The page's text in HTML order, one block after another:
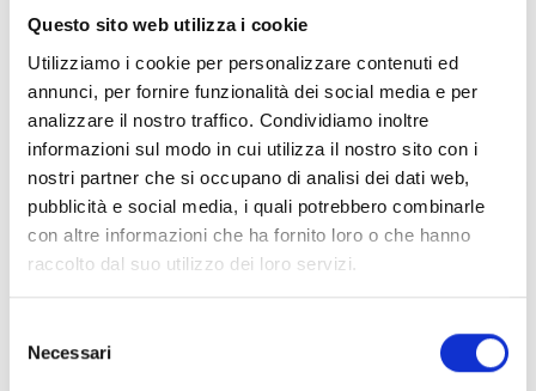
Questo sito web utilizza i cookie
Utilizziamo i cookie per personalizzare contenuti ed
annunci, per fornire funzionalità dei social media e per
analizzare il nostro traffico. Condividiamo inoltre
informazioni sul modo in cui utilizza il nostro sito con i
nostri partner che si occupano di analisi dei dati web,
pubblicità e social media, i quali potrebbero combinarle
con altre informazioni che ha fornito loro o che hanno
raccolto dal suo utilizzo dei loro servizi.
delNecessari
Link e Documenti
Pagina web per formulari e documenti
Bando
Si consiglia di consultare regolarmente il sito web
ufficiale del bando per gli aggiornamenti e le
informazioni addizionali.
spese ammissibili